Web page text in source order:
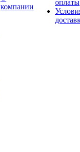
компании
оплаты